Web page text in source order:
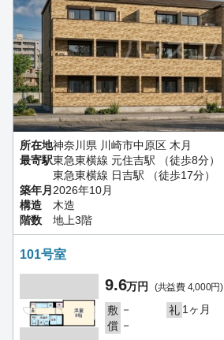
所在地神奈川県 川崎市中原区 木月
最寄駅東急東横線 元住吉駅 （徒歩8分）
東急東横線 日吉駅 （徒歩17分）
築年月 2026年10月
構造
木造
階数
地上3階
101号室
9.6万円 (共益費 4,000円)
敷 － 礼 1ヶ月
償 －